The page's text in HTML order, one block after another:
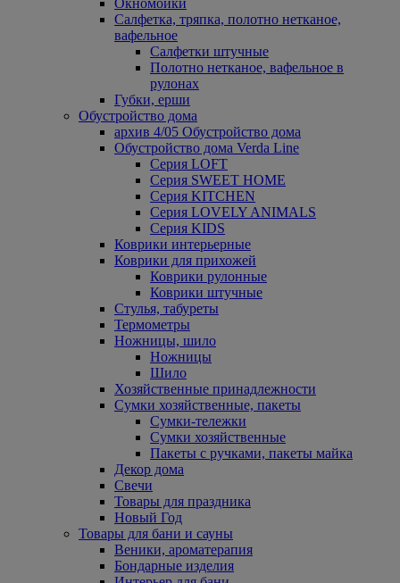
Окномойки
Салфетка, тряпка, полотно нетканое,
вафельное
Салфетки штучные
Полотно нетканое, вафельное в
рулонах
Губки, ерши
Обустройство дома
архив 4/05 Обустройство дома
Обустройство дома Verda Line
Серия LOFT
Серия SWEET HOME
Серия KITCHEN
Серия LOVELY ANIMALS
Серия KIDS
Коврики интерьерные
Коврики для прихожей
Коврики рулонные
Коврики штучные
Стулья, табуреты
Термометры
Ножницы, шило
Ножницы
Шило
Хозяйственные принадлежности
Сумки хозяйственные, пакеты
Сумки-тележки
Сумки хозяйственные
Пакеты с ручками, пакеты майка
Декор дома
Свечи
Товары для праздника
Новый Год
Товары для бани и сауны
Веники, ароматерапия
Бондарные изделия